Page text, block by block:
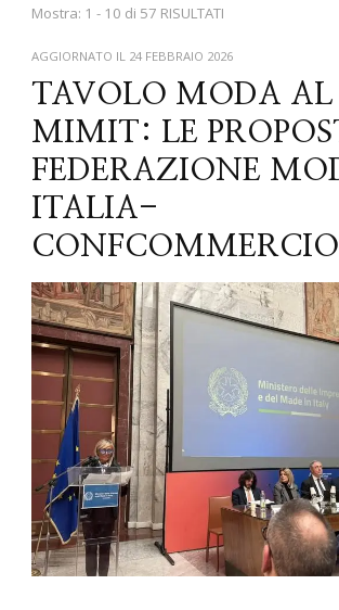
Mostra: 1 - 10 di 57 RISULTATI
AGGIORNATO IL 24 FEBBRAIO 2026
TAVOLO MODA AL
MIMIT: LE
FEDERAZIONE
ITALIA-
CONFCOMMERCIO